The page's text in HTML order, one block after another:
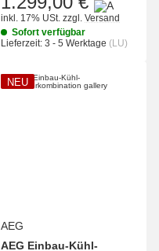
inkl. 17% USt. zzgl. Versand
Sofort verfügbar
Lieferzeit: 3 - 5 Werktage (LU)
NEU
AEG
AEG Einbau-Kühl-